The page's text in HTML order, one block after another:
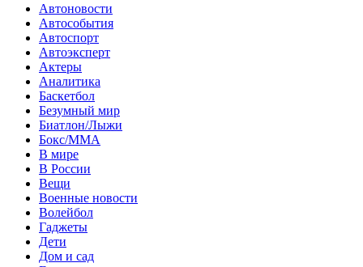
Автоновости
Автособытия
Автоспорт
Автоэксперт
Актеры
Аналитика
Баскетбол
Безумный мир
Биатлон/Лыжи
Бокс/MMA
В мире
В России
Вещи
Военные новости
Волейбол
Гаджеты
Дети
Дом и сад